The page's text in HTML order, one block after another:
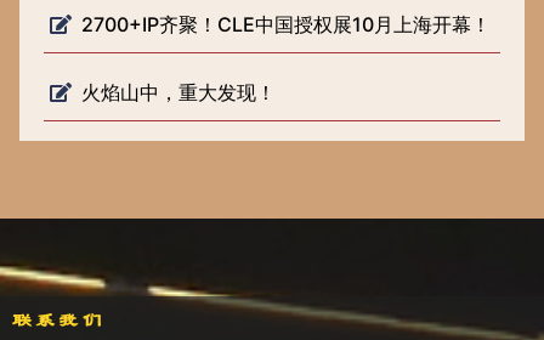
2700+IP齐聚！CLE中国授权展10月上海开幕！
火焰山中，重大发现！
联系我们